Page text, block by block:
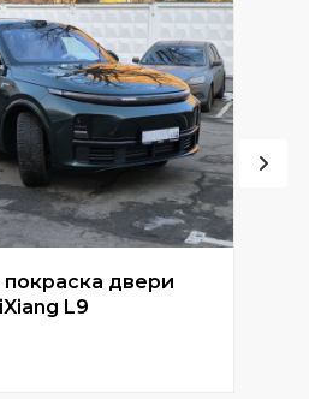
покраска двери
L9